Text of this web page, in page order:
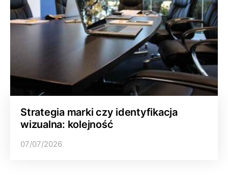
Strategia marki czy identyfikacja
wizualna: kolejność
07/07/2026